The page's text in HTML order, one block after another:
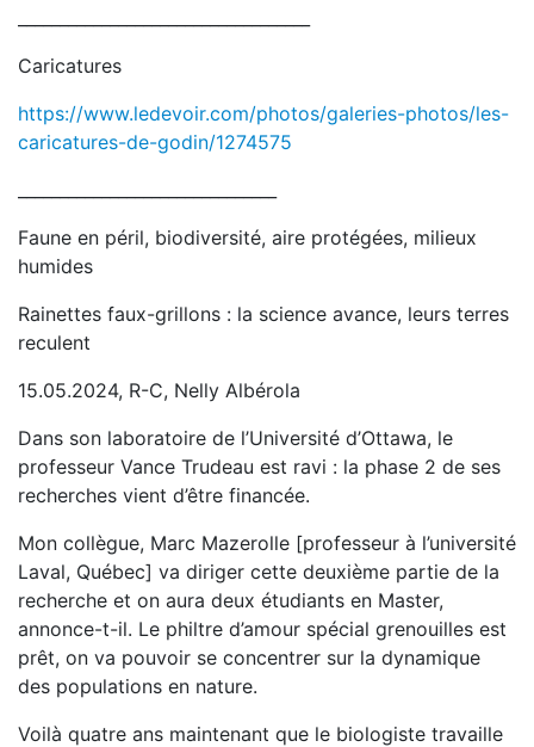
Caricatures
https://www.ledevoir.com/photos/galeries-photos/les-
caricatures-de-godin/1274575
Faune en péril, biodiversité, aire protégées, milieux
humides
Rainettes faux-grillons : la science avance, leurs terres
reculent
15.05.2024, R-C, Nelly Albérola
Dans son laboratoire de l’Université d’Ottawa, le
professeur Vance Trudeau est ravi : la phase 2 de ses
recherches vient d’être financée.
Mon collègue, Marc Mazerolle [professeur à l’université
Laval, Québec] va diriger cette deuxième partie de la
recherche et on aura deux étudiants en Master,
annonce-t-il. Le philtre d’amour spécial grenouilles est
prêt, on va pouvoir se concentrer sur la dynamique
des populations en nature.
Voilà quatre ans maintenant que le biologiste travaille